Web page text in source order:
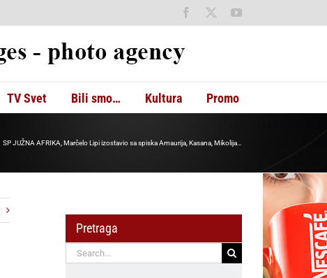
Facebook YouTube
TV Svet Bili smo… Kultura Promo
SP JUŽNA AFRIKA, Marčelo Lipi izostavio sa spiska Amaurija, Kasana, Mikolija…
Pretraga
Search
for: